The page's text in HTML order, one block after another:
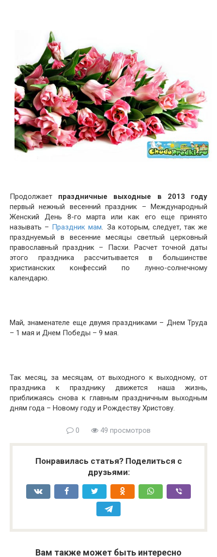
Продолжает праздничные выходные в 2013 году
первый нежный весенний праздник – Международный
Женский День 8-го марта или как его еще принято
называть – Праздник мам. За которым, следует, так же
празднуемый в весенние месяцы светлый церковный
православный праздник – Пасхи. Расчет точной даты
этого праздника рассчитывается в большинстве
христианских конфессий по лунно-солнечному
календарю.
Май, знаменателе еще двумя праздниками – Днем Труда
– 1 мая и Днем Победы – 9 мая.
Так месяц, за месяцам, от выходного к выходному, от
праздника к празднику движется наша жизнь,
приближаясь снова к главным праздничным выходным
дням года – Новому году и Рождеству Христову.
0 49 просмотров
Понравилась статья? Поделиться с
друзьями:
Вам также может быть интересно